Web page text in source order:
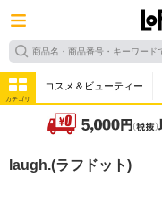
カテゴリ
コスメ＆ビューティー
laugh.(ラフドット)